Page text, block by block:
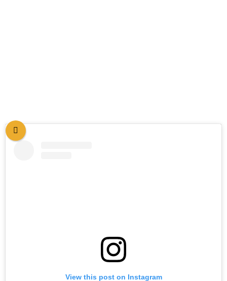
View this post on Instagram